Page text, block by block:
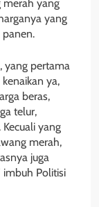
merah yang
yang
panen.
yang pertama
ya,
beras,
telur,
yang
merah,
juga
imbuh Politisi